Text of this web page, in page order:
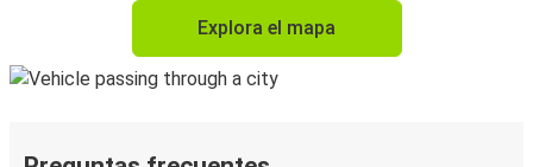
Explora el mapa